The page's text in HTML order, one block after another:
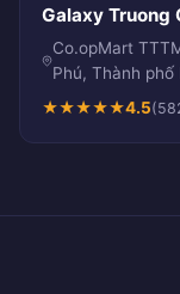
Galaxy Truong
Co.opMart
Phú, Thành
★★★★★4.5